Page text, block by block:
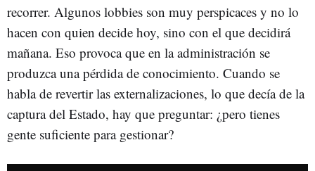
recorrer. Algunos lobbies son muy perspicaces y no lo
hacen con quien decide hoy, sino con el que decidirá
mañana. Eso provoca que en la administración se
produzca una pérdida de conocimiento. Cuando se
habla de revertir las externalizaciones, lo que decía de la
captura del Estado, hay que preguntar: ¿pero tienes
gente suficiente para gestionar?